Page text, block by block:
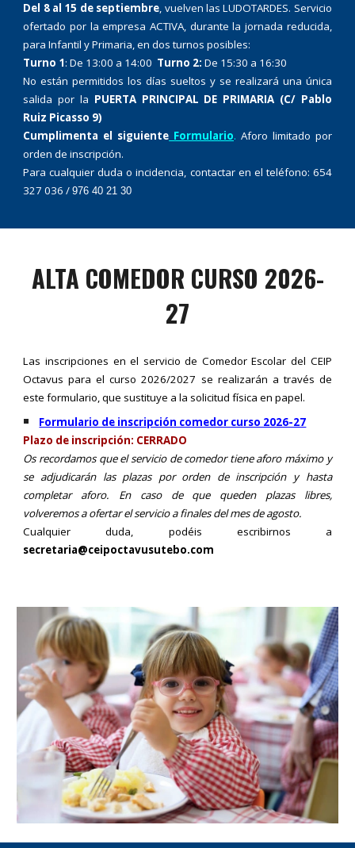
Del 8 al 15 de septiembre, vuelven las LUDOTARDES. Servicio
ofertado por la empresa ACTIVA, durante la jornada reducida,
para Infantil y Primaria, en dos turnos posibles:
Turno 1: De 13:00 a 14:00 Turno 2: De 15:30 a 16:30
No están permitidos los días sueltos y se realizará una única
salida por la PUERTA PRINCIPAL DE PRIMARIA (C/ Pablo
Ruiz Picasso 9)
Cumplimenta el siguiente Formulario. Aforo limitado por
orden de inscripción.
Para cualquier duda o incidencia, contactar en el teléfono: 654
327 036 / 976 40 21 30
ALTA COMEDOR CURSO 2026-
27
Las inscripciones en el servicio de Comedor Escolar del CEIP
Octavus para el curso 2026/2027 se realizarán a través de
este formulario, que sustituye a la solicitud física en papel.
Formulario de inscripción comedor curso 2026-27
Plazo de inscripción: CERRADO
Os recordamos que el servicio de comedor tiene aforo máximo y
se adjudicarán las plazas por orden de inscripción y hasta
completar aforo. En caso de que queden plazas libres,
volveremos a ofertar el servicio a finales del mes de agosto.
Cualquier duda, podéis escribirnos a
secretaria@ceipoctavusutebo.com